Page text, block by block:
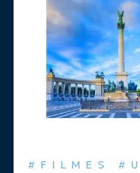
#FILMES